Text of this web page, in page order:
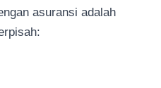
asuransi adalah